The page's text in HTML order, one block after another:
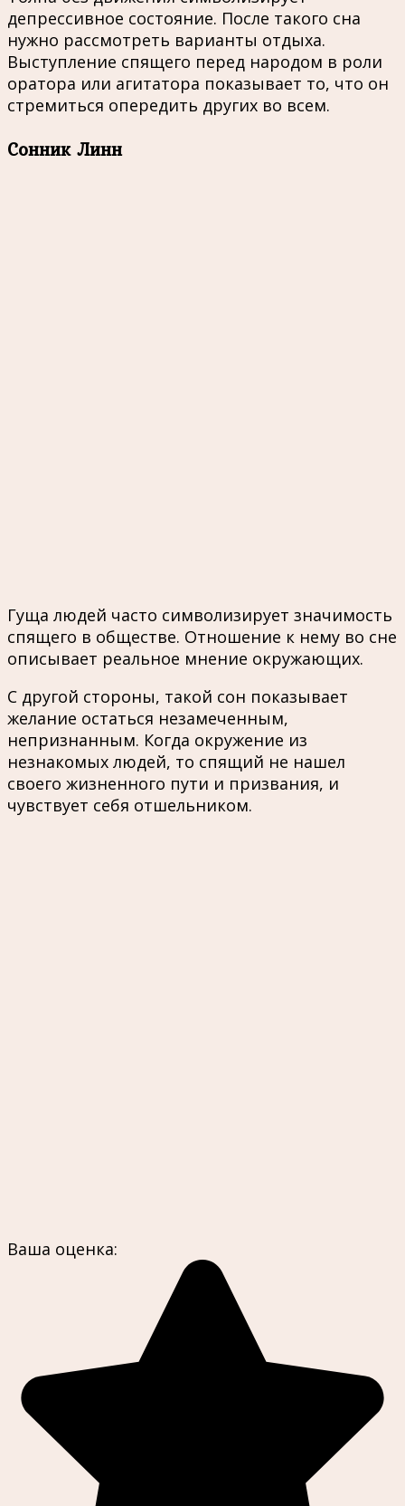
депрессивное состояние. После такого сна
нужно рассмотреть варианты отдыха.
Выступление спящего перед народом в роли
оратора или агитатора показывает то, что он
стремиться опередить других во всем.
Сонник Линн
Гуща людей часто символизирует значимость
спящего в обществе. Отношение к нему во сне
описывает реальное мнение окружающих.
С другой стороны, такой сон показывает
желание остаться незамеченным,
непризнанным. Когда окружение из
незнакомых людей, то спящий не нашел
своего жизненного пути и призвания, и
чувствует себя отшельником.
Ваша оценка: